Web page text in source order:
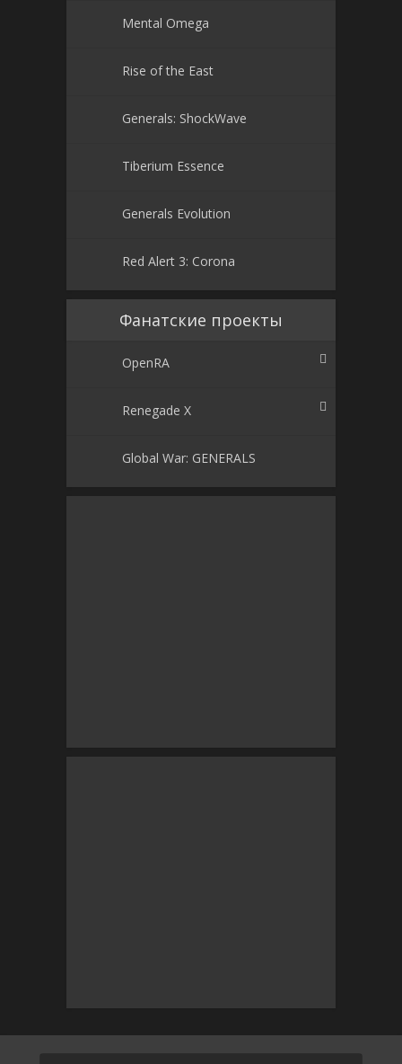
Mental Omega
Rise of the East
Generals: ShockWave
Tiberium Essence
Generals Evolution
Red Alert 3: Corona
Фанатские проекты
OpenRA
Renegade X
Global War: GENERALS